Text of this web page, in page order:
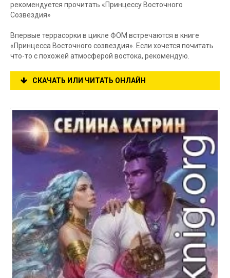
рекомендуется прочитать «Принцессу Восточного
Созвездия»
Впервые террасорки в цикле ФОМ встречаются в книге
«Принцесса Восточного созвездия». Если хочется почитать
что-то с похожей атмосферой востока, рекомендую.
СКАЧАТЬ ИЛИ ЧИТАТЬ ОНЛАЙН